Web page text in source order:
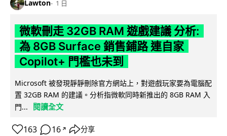
Lawton 1 日
微軟刪走 32GB RAM 遊戲建議 分析:
為 8GB Surface 銷售鋪路 連自家
Copilot+ 門檻也未到
Microsoft 被發現靜靜刪除官方網站上，對遊戲玩家要為電腦配
置 32GB RAM 的建議。分析指微軟同時新推出的 8GB RAM 入
門...
閱讀全文
163 16 ↗ 分享